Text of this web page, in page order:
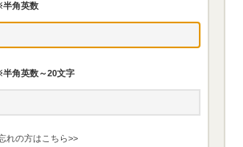
角英数
角英数～20文字
れの方はこちら>>